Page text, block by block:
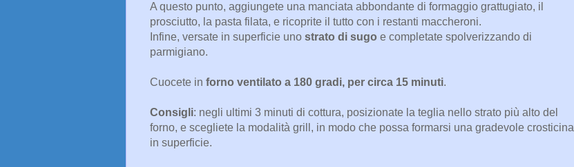
A questo punto, aggiungete una manciata abbondante di formaggio grattugiato, il
prosciutto, la pasta filata, e ricoprite il tutto con i restanti maccheroni.
Infine, versate in superficie uno strato di sugo e completate spolverizzando di
parmigiano.
Cuocete in forno ventilato a 180 gradi, per circa 15 minuti.
Consigli: negli ultimi 3 minuti di cottura, posizionate la teglia nello strato più alto del
forno, e scegliete la modalità grill, in modo che possa formarsi una gradevole crosticina
in superficie.